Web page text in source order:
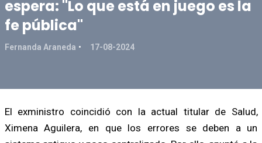
espera: "Lo que está en juego es la
fe pública"
Fernanda Araneda 17-08-2024
El exministro coincidió con la actual titular de Salud,
Ximena Aguilera, en que los errores se deben a un